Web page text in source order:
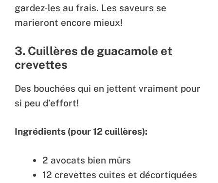
gardez-les au frais. Les saveurs se
marieront encore mieux!
3. Cuillères de guacamole et
crevettes
Des bouchées qui en jettent vraiment pour
si peu d’effort!
Ingrédients (pour 12 cuillères):
2 avocats bien mûrs
12 crevettes cuites et décortiquées